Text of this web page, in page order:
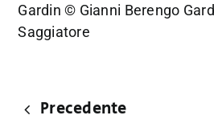
Gardin © Gianni Berengo
Saggiatore
Precedente